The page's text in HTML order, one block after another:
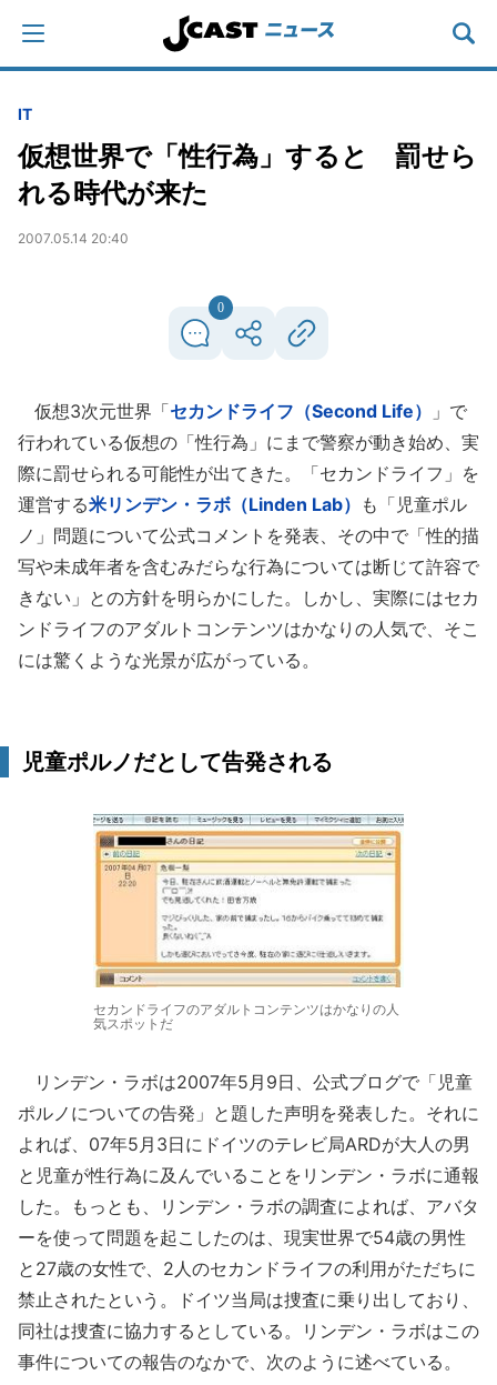
IT
仮想世界で「性行為」すると 罰せら
れる時代が来た
2007.05.14 20:40
0
仮想3次元世界「セカンドライフ（Second Life）
」で
行われている仮想の「性行為」にまで警察が動き始め、実
際に罰せられる可能性が出てきた。「セカンドライフ」を
運営する米リンデン・ラボ（Linden Lab） も「児童ポル
ノ」問題について公式コメントを発表、その中で「性的描
写や未成年者を含むみだらな行為については断じて許容で
きない」との方針を明らかにした。しかし、実際にはセカ
ンドライフのアダルトコンテンツはかなりの人気で、そこ
には驚くような光景が広がっている。
児童ポルノだとして告発される
セカンドライフのアダルトコンテンツはかなりの人
気スポットだ
リンデン・ラボは2007年5月9日、公式ブログで「児童
ポルノについての告発」と題した声明を発表した。それに
よれば、07年5月3日にドイツのテレビ局ARDが大人の男
と児童が性行為に及んでいることをリンデン・ラボに通報
した。もっとも、リンデン・ラボの調査によれば、アバタ
ーを使って問題を起こしたのは、現実世界で54歳の男性
と27歳の女性で、2人のセカンドライフの利用がただちに
禁止されたという。ドイツ当局は捜査に乗り出しており、
同社は捜査に協力するとしている。リンデン・ラボはこの
事件についての報告のなかで、次のように述べている。